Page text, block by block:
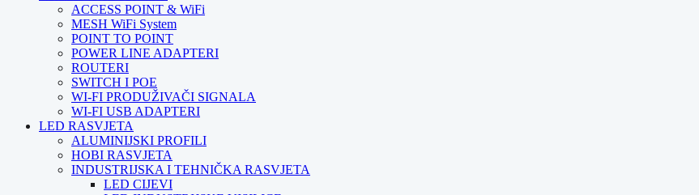
ACCESS POINT & WiFi
MESH WiFi System
POINT TO POINT
POWER LINE ADAPTERI
ROUTERI
SWITCH I POE
WI-FI PRODUŽIVAČI SIGNALA
WI-FI USB ADAPTERI
LED RASVJETA
ALUMINIJSKI PROFILI
HOBI RASVJETA
INDUSTRIJSKA I TEHNIČKA RASVJETA
LED CIJEVI